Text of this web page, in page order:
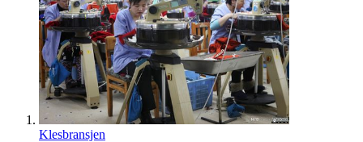
Klesbransjen